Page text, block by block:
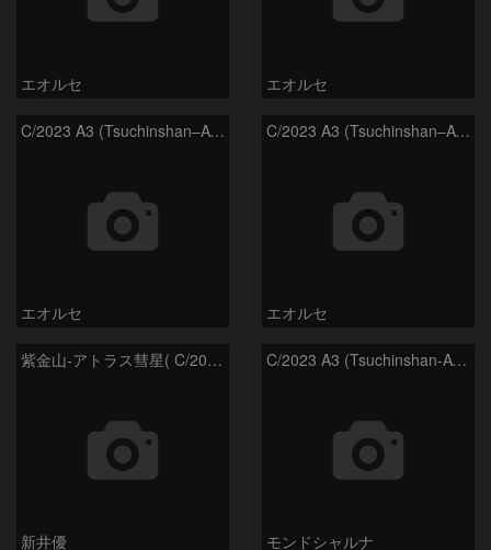
エオルセ エオルセ
C/2023 A3 (Tsuchinshan–ATLAS)と天の川
エオルセ
C/2023 A3 (Tsuchinshan–ATLAS)
エオルセ
紫金山-アトラス彗星( C/2023A3 )：2025/09/16
新井優
C/2023 A3 (Tsuchinshan-ATLAS)
モンドシャルナ